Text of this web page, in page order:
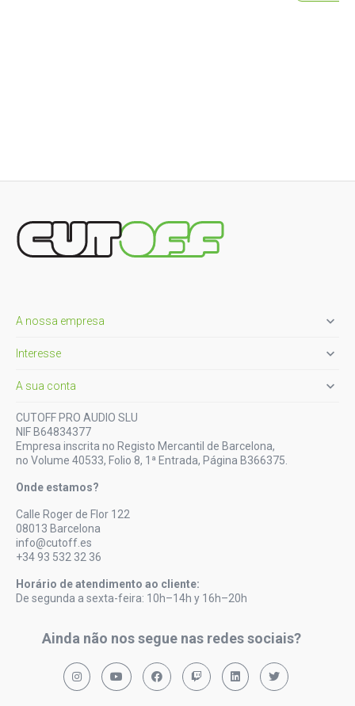
A nossa empresa 
Interesse 
A sua conta 
CUTOFF PRO AUDIO SLU
NIF B64834377
Empresa inscrita no Registo Mercantil de Barcelona,
no Volume 40533, Folio 8, 1ª Entrada, Página B366375.
Onde estamos?
Calle Roger de Flor 122
08013 Barcelona
info@cutoff.es
+34 93 532 32 36
Horário de atendimento ao cliente:
De segunda a sexta-feira: 10h–14h y 16h–20h
Ainda não nos segue nas redes sociais?